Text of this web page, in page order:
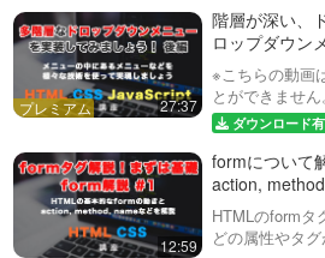
JavaScriptが
27:37
階層が深い、
ロップダウン
法！
タムメニュー
※こちらの動画
とができませ
登録（プレミア
です。https://
ダウンロード有
12:59
formについて
action,
まで form#1
HTMLのformタ
どの属性やタ